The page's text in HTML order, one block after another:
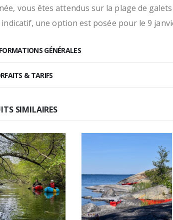
vous êtes attendus sur la plage de
une option est posée pour le 9
GÉNÉRALES
& TARIFS
SIMILAIRES